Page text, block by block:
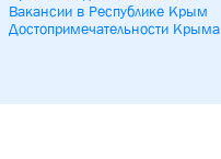
Вакансии в Республике Крым
Достопримечательности Крыма